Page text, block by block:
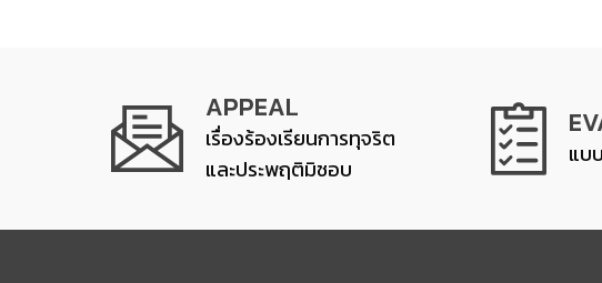
APPEAL
เรื่องร้องเรียนการทุจริต
และประพฤติมิชอบ
แบ